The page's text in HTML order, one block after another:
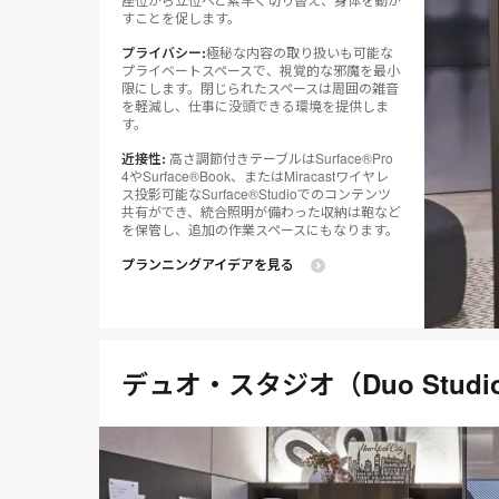
すことを促します。
プライバシー:極秘な内容の取り扱いも可能な
プライベートスペースで、視覚的な邪魔を最小
限にします。閉じられたスペースは周囲の雑音
を軽減し、仕事に没頭できる環境を提供しま
す。
近接性: 高さ調節付きテーブルはSurface®Pro
4やSurface®Book、またはMiracastワイヤレ
ス投影可能なSurface®Studioでのコンテンツ
共有ができ、統合照明が備わった収納は鞄など
を保管し、追加の作業スペースにもなります。
プランニングアイデアを見る
デュオ・スタジオ（Duo